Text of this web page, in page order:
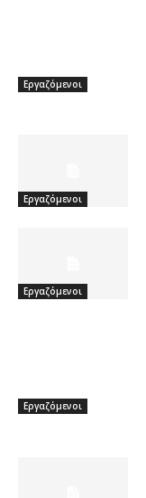
Εργαζόμενοι
Εργαζόμενοι
Εργαζόμενοι
Εργαζόμενοι